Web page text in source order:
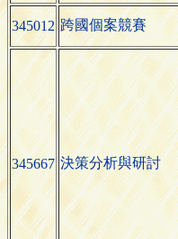
345012 跨國個案競賽
345667 決策分析與研討